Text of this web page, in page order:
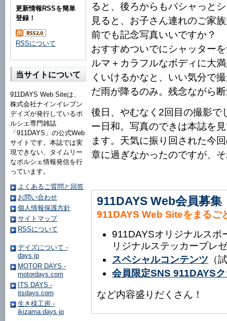
ると、後ろからもパシャっと
見ると、お子さん連れのご家
前でも記念写真いいですか？
おすすめついでにシャッター
ルマ＋カラフルなボディに大
くいけるかなと、いい気分で
だ雨が降るのみ。残念ながら
後日、やむなく2回目の撮影で
ー日和。写真のできは本誌を
ます。天気に振り回された今
章に過ぎなかったのですが、
911DAYS Web会員募集
911DAYS Web Siteをまるご
911DAYSオリジナルスポ
リジナルステッカープレ
スペシャルコンテンツ （
会員限定SNS 911DAYS
など内容盛りだくさん！
更新情報RSSを簡単
登録！
RSSについて
当サイトについて
911DAYS Web Siteは、
株式会社ナインイレブン
デイズが発行しているポ
ルシェ専門雑誌
「911DAYS」の公式Web
サイトです。本誌では実
現できない、タイムリー
なポルシェ情報発信を行
っています。
よくあるご質問と回答
お問い合わせ
個人情報保護方針
サイトマップ
RSSについて
デイズについて -
days.jp
MOTOR DAYS -
motordays.com
ITS DAYS -
itsdays.com
生き様工房 -
ikizama.days.jp